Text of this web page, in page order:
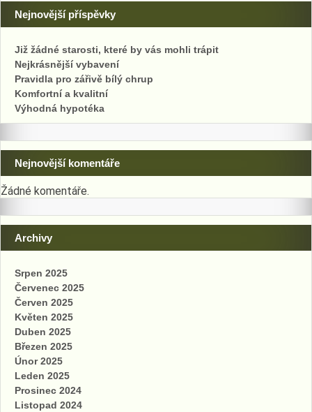
Nejnovější příspěvky
Již žádné starosti, které by vás mohli trápit
Nejkrásnější vybavení
Pravidla pro zářivě bílý chrup
Komfortní a kvalitní
Výhodná hypotéka
Nejnovější komentáře
Žádné komentáře.
Archivy
Srpen 2025
Červenec 2025
Červen 2025
Květen 2025
Duben 2025
Březen 2025
Únor 2025
Leden 2025
Prosinec 2024
Listopad 2024